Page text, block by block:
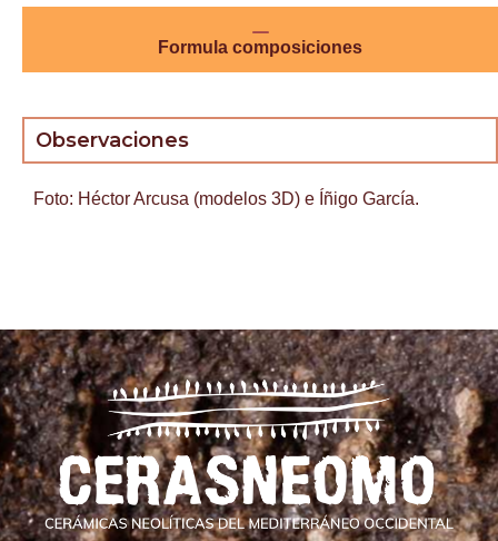
Formula composiciones
Observaciones
Foto: Héctor Arcusa (modelos 3D) e Íñigo García.